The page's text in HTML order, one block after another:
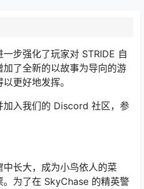
步强化了玩家对 STRIDE 自
了全新的以故事为导向的游
更好地发挥。
加入我们的 Discord 社区，参
长大，成为小鸟依人的菜
为了在 SkyChase 的精英警